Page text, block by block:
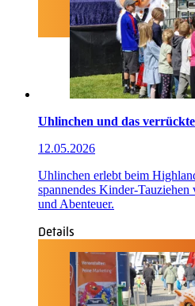
Uhlinchen und das
12.05.2026
Uhlinchen erlebt beim
spannendes Kinder-
und Abenteuer.
Details